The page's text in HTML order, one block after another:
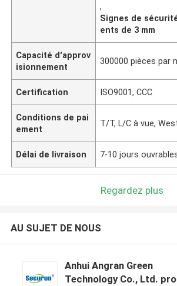
,
Signes de
ents de 3 mm
Capacité d'approv
isionnement
300000 pièces par
Certification ISO9001, CCC
Conditions de pai
ement
T/T, L/C à vue,
Délai de livraison 7-10 jours
Regardez plus
AU SUJET DE NOUS
Anhui Angran Green
Technology Co., Ltd.